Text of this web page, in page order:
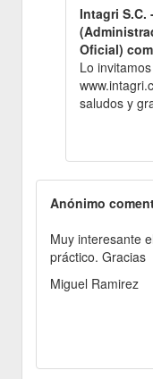
Intagri S.C.
Oficial)
Lo
saludos y
Anónimo
Muy interesante
práctico. Gracias
Miguel Ramirez